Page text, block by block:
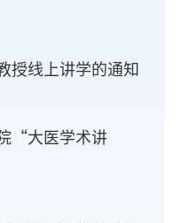
授线上讲学的通知
“大医学术讲